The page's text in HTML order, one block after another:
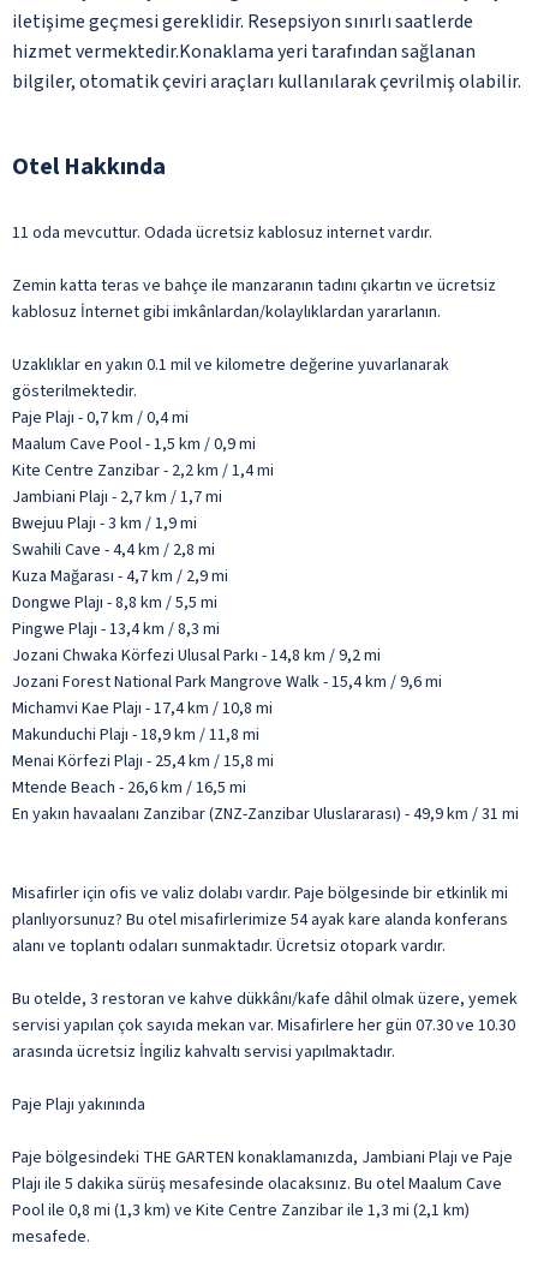
iletişime geçmesi gereklidir. Resepsiyon sınırlı saatlerde
hizmet vermektedir.Konaklama yeri tarafından sağlanan
bilgiler, otomatik çeviri araçları kullanılarak çevrilmiş olabilir.
Otel Hakkında
11 oda mevcuttur. Odada ücretsiz kablosuz internet vardır.
Zemin katta teras ve bahçe ile manzaranın tadını çıkartın ve ücretsiz
kablosuz İnternet gibi imkânlardan/kolaylıklardan yararlanın.
Uzaklıklar en yakın 0.1 mil ve kilometre değerine yuvarlanarak
gösterilmektedir.
Paje Plajı - 0,7 km / 0,4 mi
Maalum Cave Pool - 1,5 km / 0,9 mi
Kite Centre Zanzibar - 2,2 km / 1,4 mi
Jambiani Plajı - 2,7 km / 1,7 mi
Bwejuu Plajı - 3 km / 1,9 mi
Swahili Cave - 4,4 km / 2,8 mi
Kuza Mağarası - 4,7 km / 2,9 mi
Dongwe Plajı - 8,8 km / 5,5 mi
Pingwe Plajı - 13,4 km / 8,3 mi
Jozani Chwaka Körfezi Ulusal Parkı - 14,8 km / 9,2 mi
Jozani Forest National Park Mangrove Walk - 15,4 km / 9,6 mi
Michamvi Kae Plajı - 17,4 km / 10,8 mi
Makunduchi Plajı - 18,9 km / 11,8 mi
Menai Körfezi Plajı - 25,4 km / 15,8 mi
Mtende Beach - 26,6 km / 16,5 mi
En yakın havaalanı Zanzibar (ZNZ-Zanzibar Uluslararası) - 49,9 km / 31 mi
Misafirler için ofis ve valiz dolabı vardır. Paje bölgesinde bir etkinlik mi
planlıyorsunuz? Bu otel misafirlerimize 54 ayak kare alanda konferans
alanı ve toplantı odaları sunmaktadır. Ücretsiz otopark vardır.
Bu otelde, 3 restoran ve kahve dükkânı/kafe dâhil olmak üzere, yemek
servisi yapılan çok sayıda mekan var. Misafirlere her gün 07.30 ve 10.30
arasında ücretsiz İngiliz kahvaltı servisi yapılmaktadır.
Paje Plajı yakınında
Paje bölgesindeki THE GARTEN konaklamanızda, Jambiani Plajı ve Paje
Plajı ile 5 dakika sürüş mesafesinde olacaksınız. Bu otel Maalum Cave
Pool ile 0,8 mi (1,3 km) ve Kite Centre Zanzibar ile 1,3 mi (2,1 km)
mesafede.